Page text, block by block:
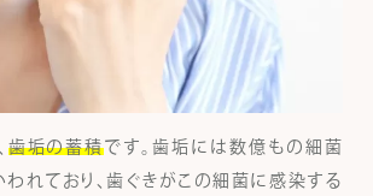
歯垢の蓄積です。歯垢には数億もの細菌
れており、歯ぐきがこの細菌に感染する